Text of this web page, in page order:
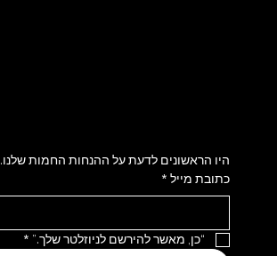
היו הראשונים לדעת על ההנחות החמות שלנו.
כתובת מייל *
“כן, מאשר להירשם לניוזלטר שלך.” *